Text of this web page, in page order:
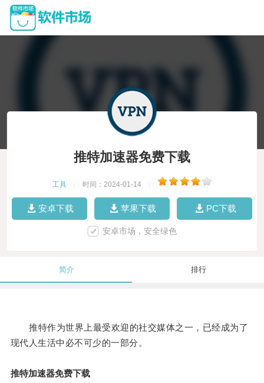
推特加速器免费下载
工具 时间：2024-01-14
安卓下载 苹果下载 PC下载
安卓市场，安全绿色
简介 排行
推特作为世界上最受欢迎的社交媒体之一，已经成为了
现代人生活中必不可少的一部分。
推特加速器免费下载